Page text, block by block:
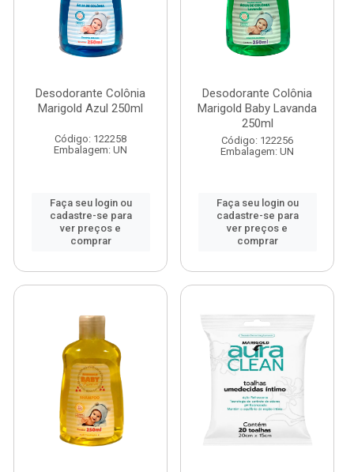
Desodorante Colônia
Marigold Azul 250ml
Código: 122258
Embalagem: UN
Faça seu login ou
cadastre-se para
ver preços e
comprar
Desodorante Colônia
Marigold Baby Lavanda
250ml
Código: 122256
Embalagem: UN
Faça seu login ou
cadastre-se para
ver preços e
comprar